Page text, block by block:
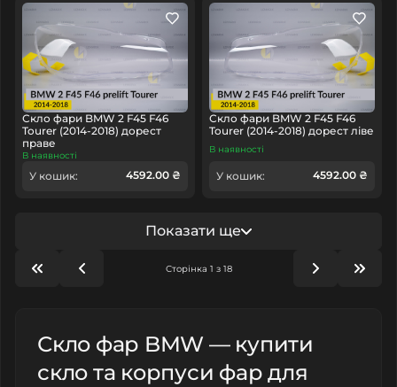
Скло фари BMW 2 F45 F46
Tourer (2014-2018) дорест
праве
В наявності
У кошик: 4592.00 ₴
Скло фари BMW 2 F45 F46
Tourer (2014-2018) дорест ліве
В наявності
У кошик: 4592.00 ₴
Показати ще
Сторінка 1 з 18
Скло фар BMW — купити
скло та корпуси фар для